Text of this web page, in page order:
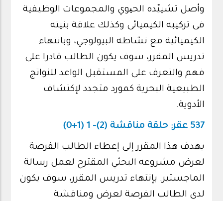
وأصل تشييّده الحیوي والمجموعات الوظيفية
فى تركيبه الكيميائى وكذلك علاقة بنيته
الكيميائية مع نشاطه البيولوجي، وبانتهاء
تدريس المقرر، سوف يكون الطالب قادرا على
فهم والتعرف على المستقبل الواعد للنواتج
الطبيعية البحرية كمورد متجدد لإكتشاف
الأدوية.
537 عقر: حلقة مناقشة (2)- 1 (1+0)
يهدف هذا المقرر إلى إعطاء الطالب الفرصة
لعرض مشروعه البحثي المقترح لعمل رسالة
الماجستير. بإنتهاء تدريس المقرر، سوف يكون
لدى الطالب الفرصة لعرض ومناقشة